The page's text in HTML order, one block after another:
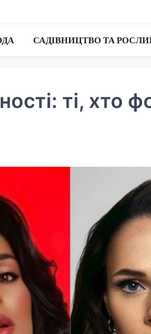
САДІВНИЦТВО ТА
ті, хто